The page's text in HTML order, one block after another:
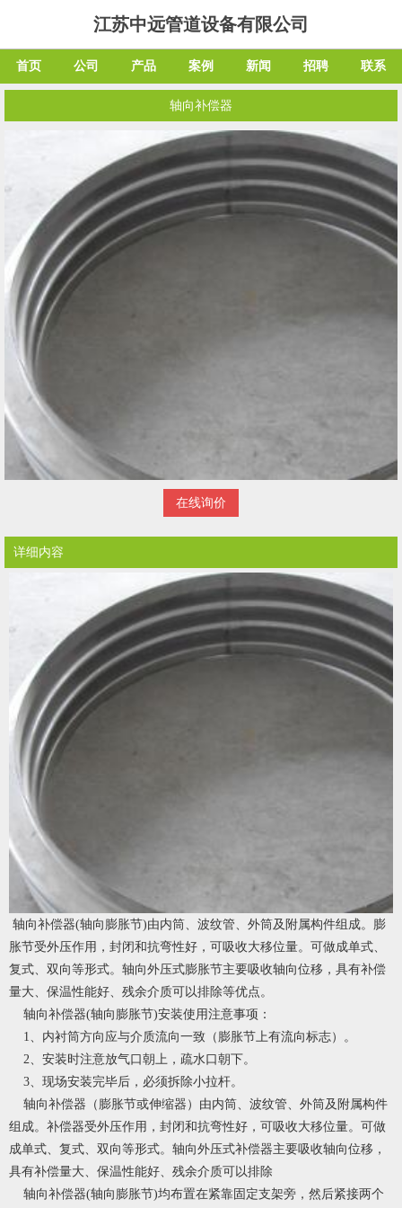
江苏中远管道设备有限公司
首页 公司 产品 案例 新闻 招聘 联系
轴向补偿器
在线询价
详细内容
轴向补偿器(轴向膨胀节)由内筒、波纹管、外筒及附属构件组成。膨
胀节受外压作用，封闭和抗弯性好，可吸收大移位量。可做成单式、
复式、双向等形式。轴向外压式膨胀节主要吸收轴向位移，具有补偿
量大、保温性能好、残余介质可以排除等优点。
轴向补偿器(轴向膨胀节)安装使用注意事项：
1、内衬筒方向应与介质流向一致（膨胀节上有流向标志）。
2、安装时注意放气口朝上，疏水口朝下。
3、现场安装完毕后，必须拆除小拉杆。
轴向补偿器（膨胀节或伸缩器）由内筒、波纹管、外筒及附属构件
组成。补偿器受外压作用，封闭和抗弯性好，可吸收大移位量。可做
成单式、复式、双向等形式。轴向外压式补偿器主要吸收轴向位移，
具有补偿量大、保温性能好、残余介质可以排除
轴向补偿器(轴向膨胀节)均布置在紧靠固定支架旁，然后紧接两个